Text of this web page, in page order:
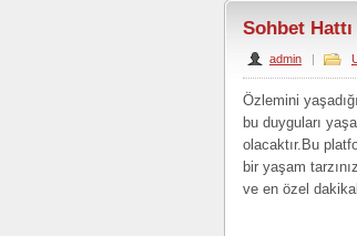
Sohbet
admin |
Özlemini
bu duyguları
olacaktır.Bu
bir yaşam
ve en özel